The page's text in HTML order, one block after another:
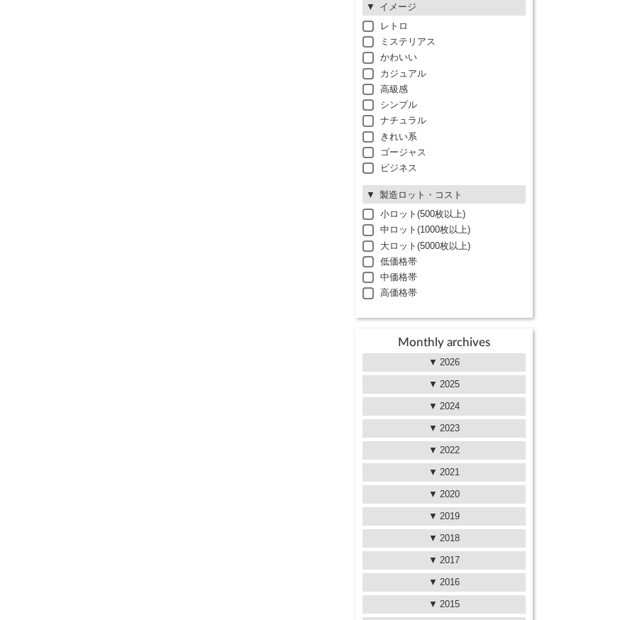
イメージ
レトロ
ミステリアス
かわいい
カジュアル
高級感
シンプル
ナチュラル
きれい系
ゴージャス
ビジネス
製造ロット・コスト
小ロット(500枚以上)
中ロット(1000枚以上)
大ロット(5000枚以上)
低価格帯
中価格帯
高価格帯
Monthly archives
2026
2025
2024
2023
2022
2021
2020
2019
2018
2017
2016
2015